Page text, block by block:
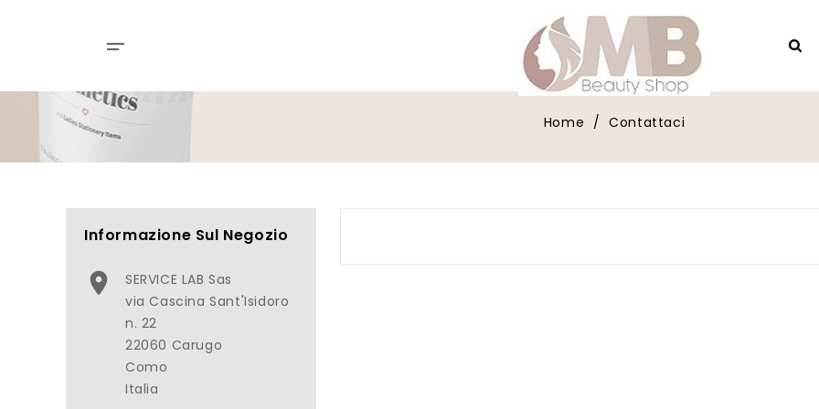
Home Contattaci
Informazione Sul Negozio

SERVICE LAB Sas
via Cascina Sant'Isidoro
n. 22
22060 Carugo
Como
Italia